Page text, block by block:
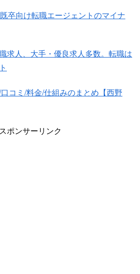
卒向け転職エージェントのマイナ
求人、大手・優良求人多数。転職は
コミ/料金/仕組みのまとめ【西野
スポンサーリンク